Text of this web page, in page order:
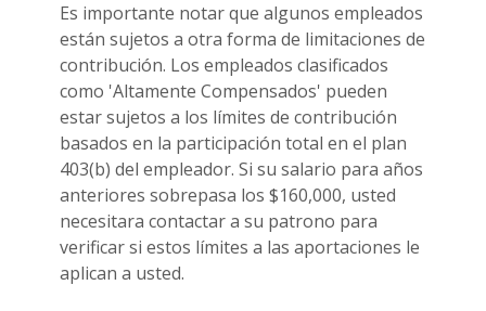
Es importante notar que algunos empleados
están sujetos a otra forma de limitaciones de
contribución. Los empleados clasificados
como 'Altamente Compensados' pueden
estar sujetos a los límites de contribución
basados en la participación total en el plan
403(b) del empleador. Si su salario para años
anteriores sobrepasa los $160,000, usted
necesitara contactar a su patrono para
verificar si estos límites a las aportaciones le
aplican a usted.